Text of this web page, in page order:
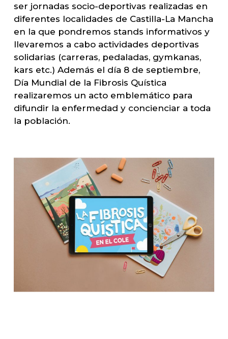
ser jornadas socio-deportivas realizadas en
diferentes localidades de Castilla-La Mancha
en la que pondremos stands informativos y
llevaremos a cabo actividades deportivas
solidarias (carreras, pedaladas, gymkanas,
kars etc.) Además el día 8 de septiembre,
Día Mundial de la Fibrosis Quística
realizaremos un acto emblemático para
difundir la enfermedad y concienciar a toda
la población.